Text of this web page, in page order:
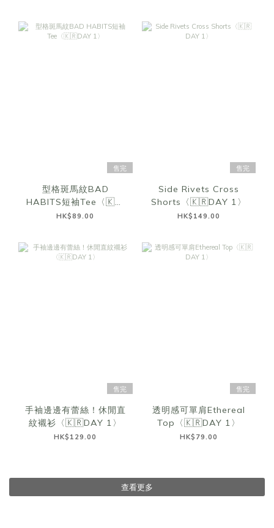
售完
型格斑馬紋BAD
HABITS短袖Tee〈🇰🇷
DAY 1〉
HK$89.00
售完
Side Rivets Cross
Shorts〈🇰🇷DAY 1〉
HK$149.00
售完
手袖邊邊有蕾絲！休閒直
紋襯衫〈🇰🇷DAY 1〉
HK$129.00
售完
透明感可單肩Ethereal
Top〈🇰🇷DAY 1〉
HK$79.00
查看更多